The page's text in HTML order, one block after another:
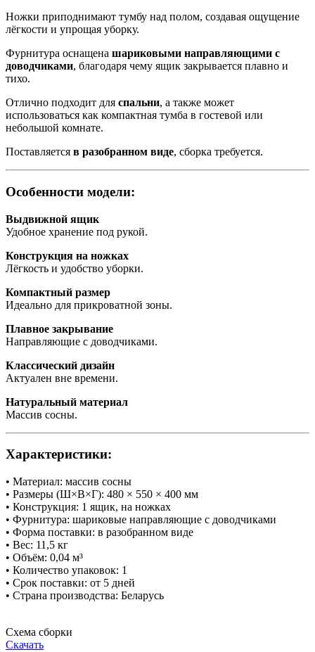
Ножки приподнимают тумбу над полом, создавая ощущение
лёгкости и упрощая уборку.
Фурнитура оснащена шариковыми направляющими с
доводчиками, благодаря чему ящик закрывается плавно и
тихо.
Отлично подходит для спальни, а также может
использоваться как компактная тумба в гостевой или
небольшой комнате.
Поставляется в разобранном виде, сборка требуется.
Особенности модели:
Выдвижной ящик
Удобное хранение под рукой.
Конструкция на ножках
Лёгкость и удобство уборки.
Компактный размер
Идеально для прикроватной зоны.
Плавное закрывание
Направляющие с доводчиками.
Классический дизайн
Актуален вне времени.
Натуральный материал
Массив сосны.
Характеристики:
• Материал: массив сосны
• Размеры (Ш×В×Г): 480 × 550 × 400 мм
• Конструкция: 1 ящик, на ножках
• Фурнитура: шариковые направляющие с доводчиками
• Форма поставки: в разобранном виде
• Вес: 11,5 кг
• Объём: 0,04 м³
• Количество упаковок: 1
• Срок поставки: от 5 дней
• Страна производства: Беларусь
Схема сборки
Скачать